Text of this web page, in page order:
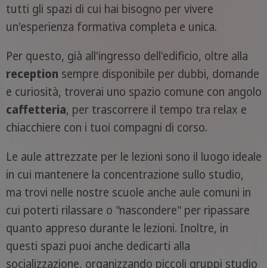
tutti gli spazi di cui hai bisogno per vivere
un'esperienza formativa completa e unica.
Per questo, già all'ingresso dell'edificio, oltre alla
reception sempre disponibile per dubbi, domande
e curiosità, troverai uno spazio comune con angolo
caffetteria, per trascorrere il tempo tra relax e
chiacchiere con i tuoi compagni di corso.
Le aule attrezzate per le lezioni sono il luogo ideale
in cui mantenere la concentrazione sullo studio,
ma trovi nelle nostre scuole anche aule comuni in
cui poterti rilassare o "nascondere" per ripassare
quanto appreso durante le lezioni. Inoltre, in
questi spazi puoi anche dedicarti alla
socializzazione, organizzando piccoli gruppi studio